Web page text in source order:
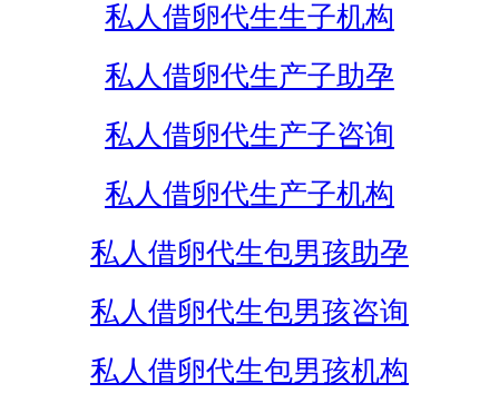
私人借卵代生生子机构
私人借卵代生产子助孕
私人借卵代生产子咨询
私人借卵代生产子机构
私人借卵代生包男孩助孕
私人借卵代生包男孩咨询
私人借卵代生包男孩机构